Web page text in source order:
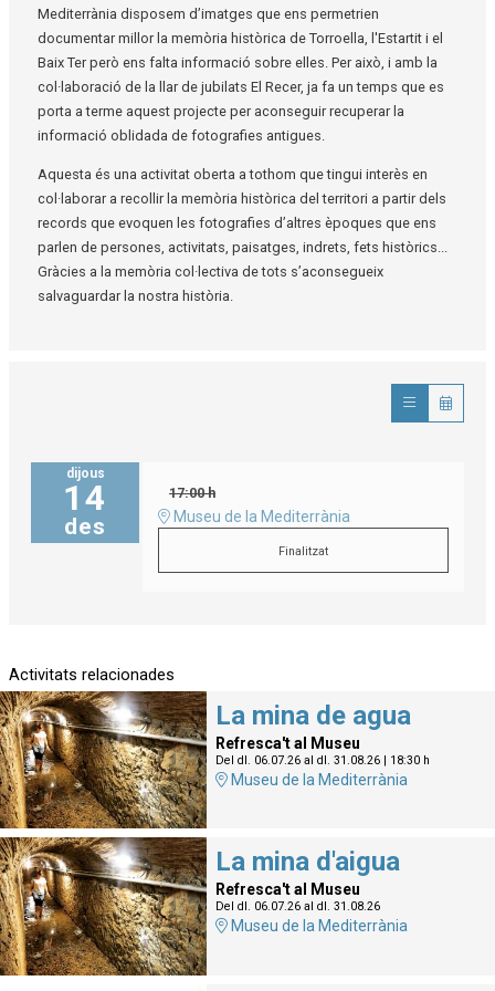
Mediterrània disposem d’imatges que ens permetrien
documentar millor la memòria històrica de Torroella, l'Estartit i el
Baix Ter però ens falta informació sobre elles. Per això, i amb la
col·laboració de la llar de jubilats El Recer, ja fa un temps que es
porta a terme aquest projecte per aconseguir recuperar la
informació oblidada de fotografies antigues.
Aquesta és una activitat oberta a tothom que tingui interès en
col·laborar a recollir la memòria històrica del territori a partir dels
records que evoquen les fotografies d’altres èpoques que ens
parlen de persones, activitats, paisatges, indrets, fets històrics...
Gràcies a la memòria col·lectiva de tots s’aconsegueix
salvaguardar la nostra història.
dijous
14
des
17:00 h
Museu de la Mediterrània
Finalitzat
Activitats relacionades
La mina de agua
Refresca't al Museu
Del dl. 06.07.26al dl. 31.08.26| 18:30 h
Museu de la Mediterrània
La mina d'aigua
Refresca't al Museu
Del dl. 06.07.26al dl. 31.08.26
Museu de la Mediterrània